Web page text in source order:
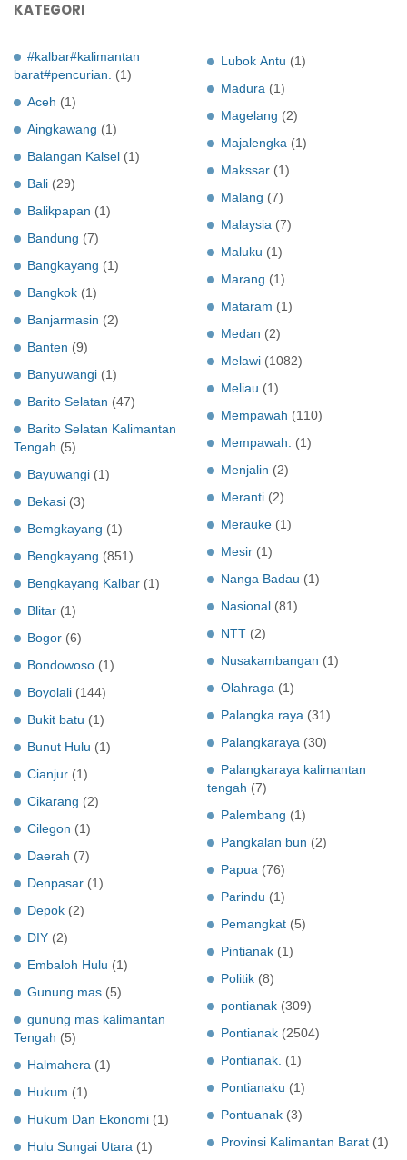
KATEGORI
#kalbar#kalimantan
barat#pencurian.
(1)
Aceh (1)
Aingkawang (1)
Balangan Kalsel (1)
Bali (29)
Balikpapan (1)
Bandung (7)
Bangkayang (1)
Bangkok (1)
Banjarmasin (2)
Banten (9)
Banyuwangi (1)
Barito Selatan (47)
Barito Selatan Kalimantan
Tengah (5)
Bayuwangi (1)
Bekasi (3)
Bemgkayang (1)
Bengkayang (851)
Bengkayang Kalbar (1)
Blitar (1)
Bogor (6)
Bondowoso (1)
Boyolali (144)
Bukit batu (1)
Bunut Hulu (1)
Cianjur (1)
Cikarang (2)
Cilegon (1)
Daerah (7)
Denpasar (1)
Depok (2)
DIY (2)
Embaloh Hulu (1)
Gunung mas (5)
gunung mas kalimantan
Tengah (5)
Halmahera (1)
Hukum (1)
Hukum Dan Ekonomi (1)
Hulu Sungai Utara (1)
Lubok Antu (1)
Madura (1)
Magelang (2)
Majalengka (1)
Makssar (1)
Malang (7)
Malaysia (7)
Maluku (1)
Marang (1)
Mataram (1)
Medan (2)
Melawi (1082)
Meliau (1)
Mempawah (110)
Mempawah.
(1)
Menjalin (2)
Meranti (2)
Merauke (1)
Mesir (1)
Nanga Badau (1)
Nasional (81)
NTT (2)
Nusakambangan (1)
Olahraga (1)
Palangka raya (31)
Palangkaraya (30)
Palangkaraya kalimantan
tengah (7)
Palembang (1)
Pangkalan bun (2)
Papua (76)
Parindu (1)
Pemangkat (5)
Pintianak (1)
Politik (8)
pontianak (309)
Pontianak (2504)
Pontianak. (1)
Pontianaku (1)
Pontuanak (3)
Provinsi Kalimantan Barat (1)